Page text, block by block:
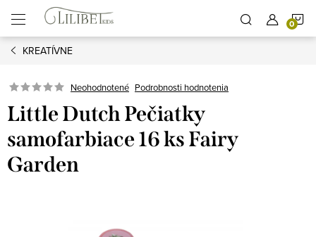
obsah
KREATÍVNE
Neohodnotené Podrobnosti hodnotenia
Little Dutch Pečiatky
samofarbiace 16 ks Fairy
Garden